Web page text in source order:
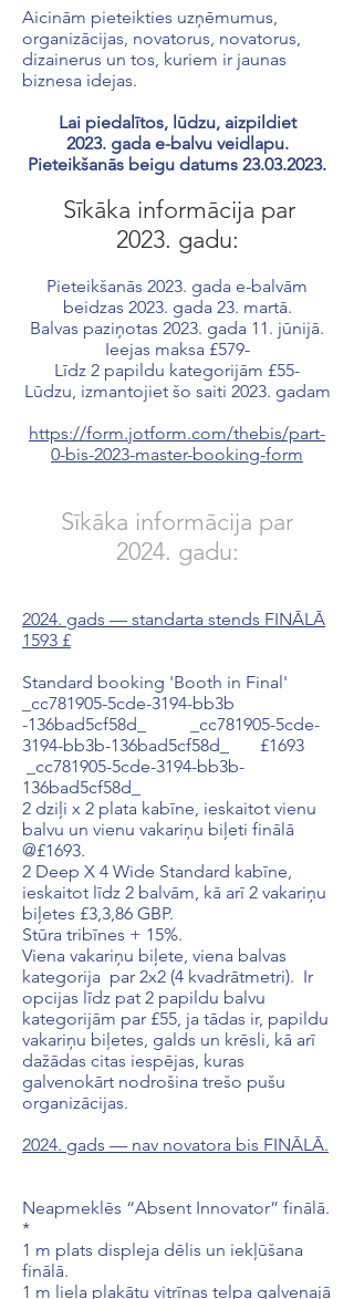
Aicinām pieteikties uzņēmumus,
organizācijas, novatorus, novatorus,
dizainerus un tos, kuriem ir jaunas
biznesa idejas.
Lai piedalītos, lūdzu, aizpildiet
2023. gada e-balvu veidlapu.
Pieteikšanās beigu datums 23.03.2023.
Sīkāka informācija par
2023. gadu:
Pieteikšanās 2023. gada e-balvām
beidzas 2023. gada 23. martā.
Balvas paziņotas 2023. gada 11. jūnijā.
Ieejas maksa £579-
Līdz 2 papildu kategorijām £55-
Lūdzu, izmantojiet šo saiti 2023. gadam
https://form.jotform.com/thebis/part-
0-bis-2023-master-booking-form
Sīkāka informācija par
2024. gadu:
2024. gads — standarta stends FINĀLĀ
1593 £
Standard booking 'Booth in Final'
_cc781905-5cde-3194-bb3b
-136bad5cf58d_ _cc781905-5cde-
3194-bb3b-136bad5cf58d_ £1693
_cc781905-5cde-3194-bb3b-
136bad5cf58d_
2 dziļi x 2 plata kabīne, ieskaitot vienu
balvu un vienu vakariņu biļeti finālā
@£1693.
2 Deep X 4 Wide Standard kabīne,
ieskaitot līdz 2 balvām, kā arī 2 vakariņu
biļetes £3,3,86 GBP.
Stūra tribīnes + 15%.
Viena vakariņu biļete, viena balvas
kategorija par 2x2 (4 kvadrātmetri). Ir
opcijas līdz pat 2 papildu balvu
kategorijām par £55, ja tādas ir, papildu
vakariņu biļetes, galds un krēsli, kā arī
dažādas citas iespējas, kuras
galvenokārt nodrošina trešo pušu
organizācijas.
2024. gads — nav novatora bis FINĀLĀ.
Neapmeklēs “Absent Innovator” finālā.
*
1 m plats displeja dēlis un iekļūšana
finālā.
1 m liela plakātu vitrīnas telpa galvenajā